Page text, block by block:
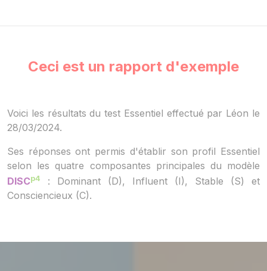
Ceci est un rapport d'exemple
Voici les résultats du test Essentiel effectué par Léon le
28/03/2024.
Ses réponses ont permis d'établir son profil Essentiel
selon les quatre composantes principales du modèle
DISCp4
: Dominant (D), Influent (I), Stable (S) et
Consciencieux (C).